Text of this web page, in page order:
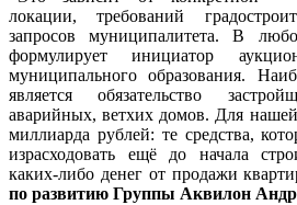
локации, требований
запросов муниципалитета. В
формулирует инициатор
муниципального образования.
является обязательство
аварийных, ветхих домов. Для
миллиарда рублей: те средства,
израсходовать ещё до начала
каких-либо денег от продажи
по развитию Группы Аквилон